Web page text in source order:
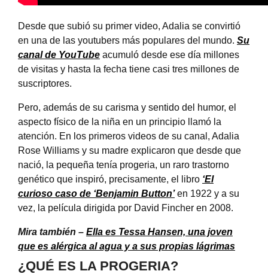
Desde que subió su primer video, Adalia se convirtió
en una de las youtubers más populares del mundo. Su
canal de YouTube acumuló desde ese día millones
de visitas y hasta la fecha tiene casi tres millones de
suscriptores.
Pero, además de su carisma y sentido del humor, el
aspecto físico de la niña en un principio llamó la
atención. En los primeros videos de su canal, Adalia
Rose Williams y su madre explicaron que desde que
nació, la pequeña tenía progeria, un raro trastorno
genético que inspiró, precisamente, el libro ‘El
curioso caso de ‘Benjamin Button’en 1922 y a su
vez, la película dirigida por David Fincher en 2008.
Mira también – Ella es Tessa Hansen, una joven
que es alérgica al agua y a sus propias lágrimas
¿QUÉ ES LA PROGERIA?